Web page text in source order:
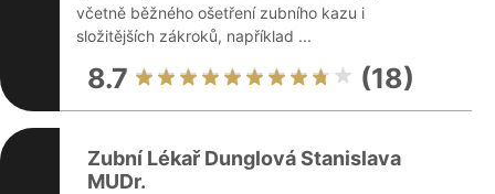
včetně běžného ošetření zubního kazu i
složitějších zákroků, například ...
8.7 (18)
Zubní Lékař Dunglová Stanislava
MUDr.